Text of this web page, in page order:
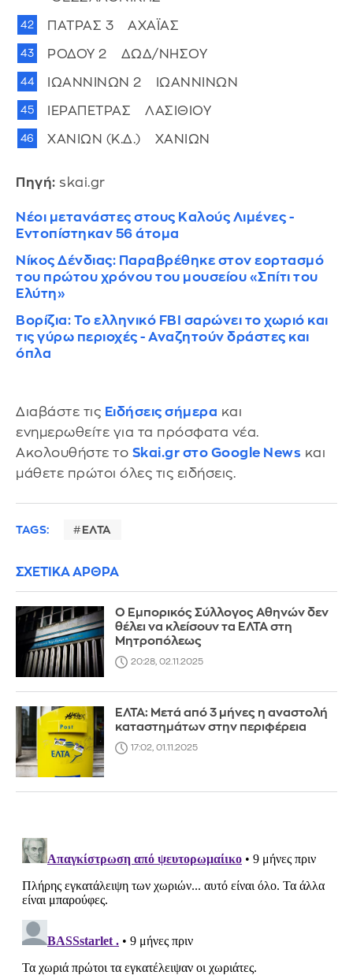
ΠΑΤΡΑΣ 3 ΑΧΑΪΑΣ
ΡΟΔΟΥ 2 ΔΩΔ/ΝΗΣΟΥ
ΙΩΑΝΝΙΝΩΝ 2 ΙΩΑΝΝΙΝΩΝ
ΙΕΡΑΠΕΤΡΑΣ ΛΑΣΙΘΙΟΥ
ΧΑΝΙΩΝ (Κ.Δ.) ΧΑΝΙΩΝ
Πηγή: skai.gr
Νέοι μετανάστες στους Καλούς Λιμένες -
Εντοπίστηκαν 56 άτομα
Νίκος Δένδιας: Παραβρέθηκε στον εορτασμό
του πρώτου χρόνου του μουσείου «Σπίτι του
Ελύτη»
Βορίζια: Το ελληνικό FBI σαρώνει το χωριό και
τις γύρω περιοχές - Αναζητούν δράστες και
όπλα
Διαβάστε τις Ειδήσεις σήμερα και
ενημερωθείτε για τα πρόσφατα νέα.
Ακολουθήστε το Skai.gr στο Google News και
μάθετε πρώτοι όλες τις ειδήσεις.
TAGS: ΕΛΤΑ
ΣΧΕΤΙΚΑ ΑΡΘΡΑ
Ο Εμπορικός Σύλλογος Αθηνών δεν
θέλει να κλείσουν τα ΕΛΤΑ στη
Μητροπόλεως
20:28, 02.11.2025
ΕΛΤΑ: Μετά από 3 μήνες η αναστολή
καταστημάτων στην περιφέρεια
17:02, 01.11.2025